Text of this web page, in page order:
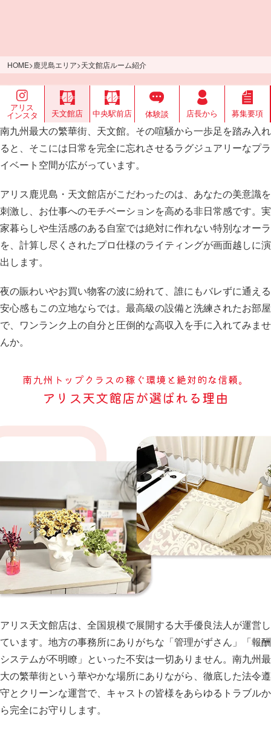
HOME>鹿児島エリア>天文館店ルーム紹介
アリス
インスタ 天文館店 中央駅前店 体験談 店長から 募集要項
南九州最大の繁華街、天文館。その喧騒から一歩足を踏み入れ
ると、そこには日常を完全に忘れさせるラグジュアリーなプラ
イベート空間が広がっています。
アリス鹿児島・天文館店がこだわったのは、あなたの美意識を
刺激し、お仕事へのモチベーションを高める非日常感です。実
家暮らしや生活感のある自室では絶対に作れない特別なオーラ
を、計算し尽くされたプロ仕様のライティングが画面越しに演
出します。
夜の賑わいやお買い物客の波に紛れて、誰にもバレずに通える
安心感もこの立地ならでは。最高級の設備と洗練されたお部屋
で、ワンランク上の自分と圧倒的な高収入を手に入れてみませ
んか。
南九州トップクラスの稼ぐ環境と絶対的な信頼。
アリス天文館店が選ばれる理由
アリス天文館店は、全国規模で展開する大手優良法人が運営し
ています。地方の事務所にありがちな「管理がずさん」「報酬
システムが不明瞭」といった不安は一切ありません。南九州最
大の繁華街という華やかな場所にありながら、徹底した法令遵
守とクリーンな運営で、キャストの皆様をあらゆるトラブルか
ら完全にお守りします。